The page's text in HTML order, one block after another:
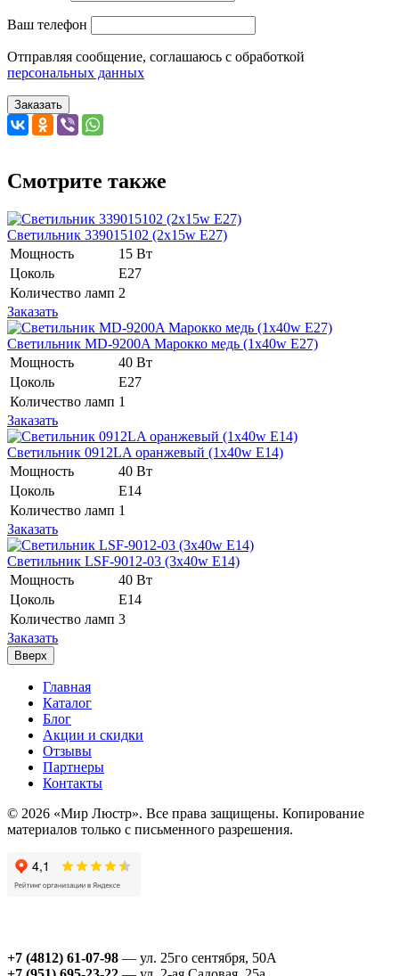
Ваш телефон
Отправляя сообщение, соглашаюсь с обработкой
персональных данных
Заказать
Смотрите также
Светильник 339015102 (2x15w E27)
Мощность
15 Вт
Цоколь
Е27
Количество ламп 2
Заказать
Светильник MD-9200A Марокко медь (1x40w E27)
Мощность
40 Вт
Цоколь
Е27
Количество ламп 1
Заказать
Светильник 0912LA оранжевый (1x40w E14)
Мощность
40 Вт
Цоколь
Е14
Количество ламп 1
Заказать
Светильник LSF-9012-03 (3x40w E14)
Мощность
40 Вт
Цоколь
Е14
Количество ламп 3
Заказать
Вверх
Главная
Каталог
Блог
Акции и скидки
Отзывы
Партнеры
Контакты
© 2026 «Мир Люстр». Все права защищены. Копирование
материалов только с письменного разрешения.
+7 (4812) 61-07-98 — ул. 25го сентября, 50А